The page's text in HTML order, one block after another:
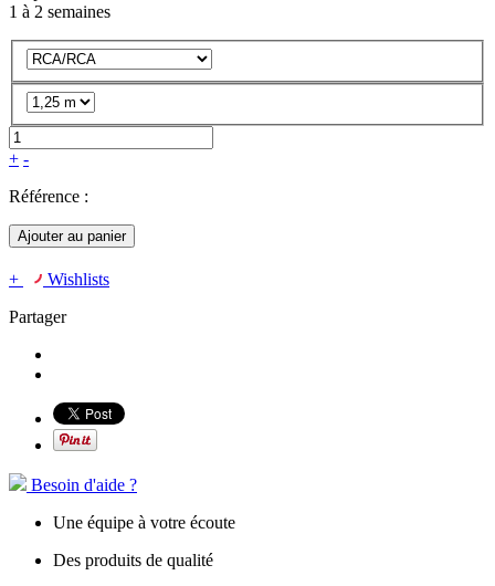
1 à 2 semaines
+ -
Référence :
Ajouter au panier
+
Wishlists
Partager
Besoin d'aide ?
Une équipe à votre écoute
Des produits de qualité